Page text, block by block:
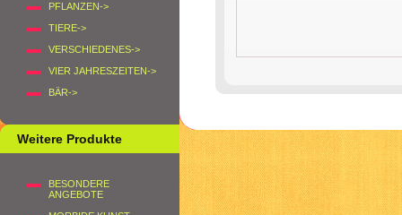
PFLANZEN->
TIERE->
VERSCHIEDENES->
VIER JAHRESZEITEN->
BÄR->
Weitere Produkte
BESONDERE
ANGEBOTE